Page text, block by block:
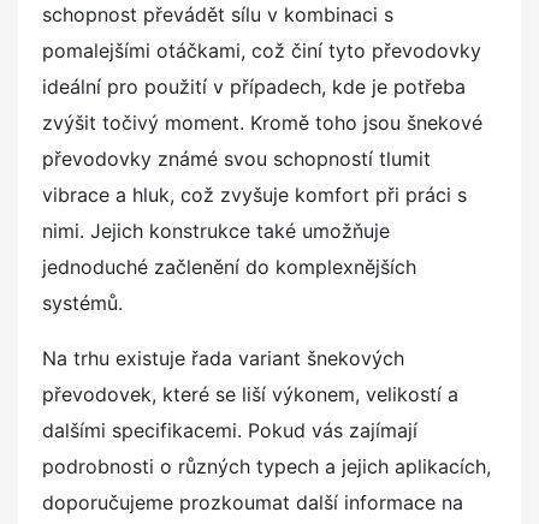
schopnost převádět sílu v kombinaci s
pomalejšími otáčkami, což činí tyto převodovky
ideální pro použití v případech, kde je potřeba
zvýšit točivý moment. Kromě toho jsou šnekové
převodovky známé svou schopností tlumit
vibrace a hluk, což zvyšuje komfort při práci s
nimi. Jejich konstrukce také umožňuje
jednoduché začlenění do komplexnějších
systémů.
Na trhu existuje řada variant šnekových
převodovek, které se liší výkonem, velikostí a
dalšími specifikacemi. Pokud vás zajímají
podrobnosti o různých typech a jejich aplikacích,
doporučujeme prozkoumat další informace na